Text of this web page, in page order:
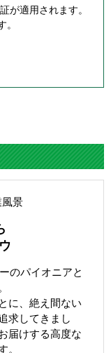
が適用されます。
のパイオニアと
に、絶え間ない
求してきまし
届けする高度な
。